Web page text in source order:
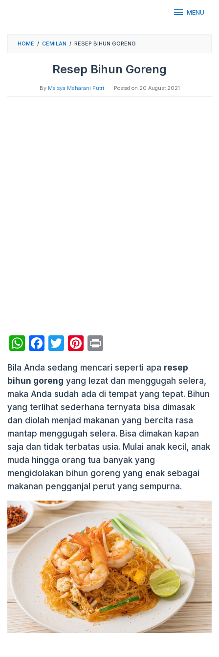
MENU
HOME / CEMILAN / RESEP BIHUN GORENG
Resep Bihun Goreng
By Meisya Maharani Putri Posted on 20 August 2021
W
at
s
A
p
p
F
c
e
b
o
o
k
T
itt
er
Pi
er
e
st
ri
nt
Bila Anda sedang mencari seperti apa resep
bihun goreng yang lezat dan menggugah selera,
maka Anda sudah ada di tempat yang tepat. Bihun
yang terlihat sederhana ternyata bisa dimasak
dan diolah menjad makanan yang bercita rasa
mantap menggugah selera. Bisa dimakan kapan
saja dan tidak terbatas usia. Mulai anak kecil, anak
muda hingga orang tua banyak yang
mengidolakan bihun goreng yang enak sebagai
makanan pengganjal perut yang sempurna.